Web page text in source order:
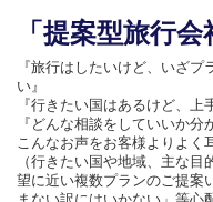
「提案型旅行
『旅行はしたいけど、いざ
い』
『行きたい国はあるけど、上
『どんな相談をしていいか分
こんなお声をお客様よりよく
（行きたい国や地域、主な
望に近い複数プランのご提案